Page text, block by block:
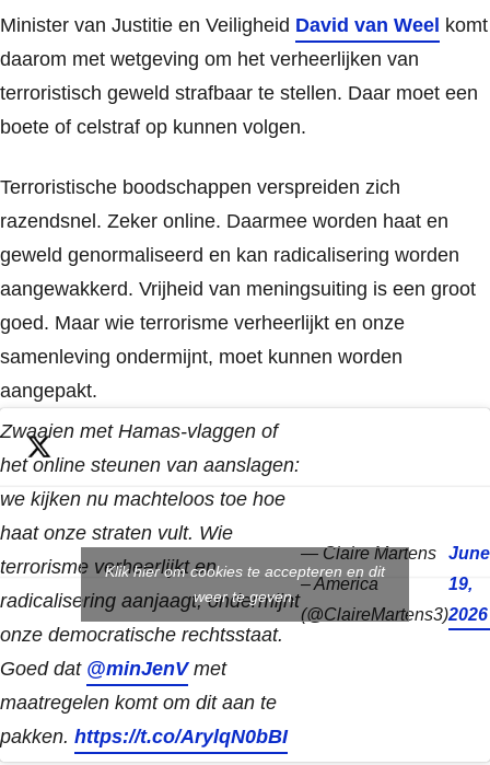
Minister van Justitie en Veiligheid David van Weel komt
daarom met wetgeving om het verheerlijken van
terroristisch geweld strafbaar te stellen. Daar moet een
boete of celstraf op kunnen volgen.
Terroristische boodschappen verspreiden zich
razendsnel. Zeker online. Daarmee worden haat en
geweld genormaliseerd en kan radicalisering worden
aangewakkerd. Vrijheid van meningsuiting is een groot
goed. Maar wie terrorisme verheerlijkt en onze
samenleving ondermijnt, moet kunnen worden
aangepakt.
Zwaaien met Hamas-vlaggen of
het online steunen van aanslagen:
we kijken nu machteloos toe hoe
haat onze straten vult. Wie
terrorisme verheerlijkt en
radicalisering aanjaagt, ondermijnt
onze democratische rechtsstaat.
Goed dat @minJenVmet
maatregelen komt om dit aan te
pakken. https://t.co/ArylqN0bBI
— Claire Martens
– America
(@ClaireMartens3)
June
19,
2026
Klik hier om cookies te accepteren en dit
weer te geven.